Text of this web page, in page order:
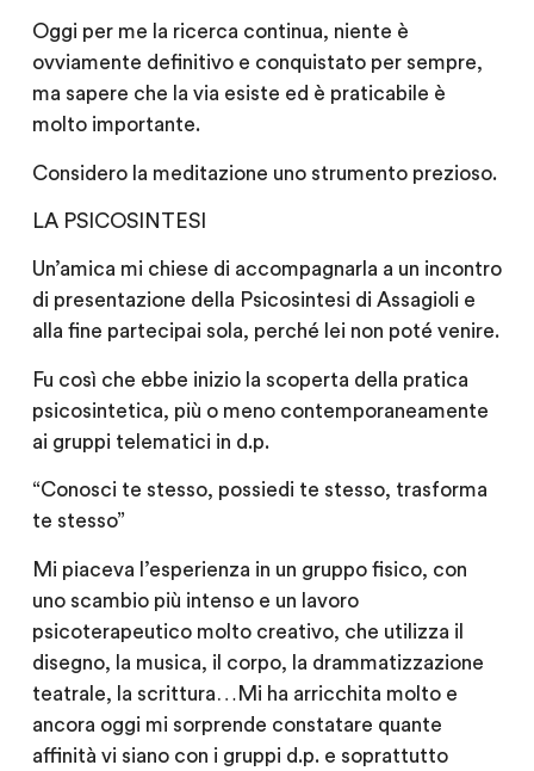
Oggi per me la ricerca continua, niente è
ovviamente definitivo e conquistato per sempre,
ma sapere che la via esiste ed è praticabile è
molto importante.
Considero la meditazione uno strumento prezioso.
LA PSICOSINTESI
Un’amica mi chiese di accompagnarla a un incontro
di presentazione della Psicosintesi di Assagioli e
alla fine partecipai sola, perché lei non poté venire.
Fu così che ebbe inizio la scoperta della pratica
psicosintetica, più o meno contemporaneamente
ai gruppi telematici in d.p.
“Conosci te stesso, possiedi te stesso, trasforma
te stesso”
Mi piaceva l’esperienza in un gruppo fisico, con
uno scambio più intenso e un lavoro
psicoterapeutico molto creativo, che utilizza il
disegno, la musica, il corpo, la drammatizzazione
teatrale, la scrittura…Mi ha arricchita molto e
ancora oggi mi sorprende constatare quante
affinità vi siano con i gruppi d.p. e soprattutto